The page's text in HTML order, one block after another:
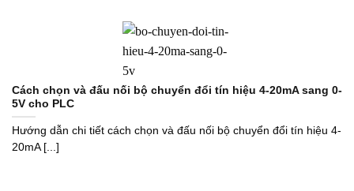
Cách chọn và đấu nối bộ chuyển đổi tín hiệu 4-20mA sang 0-
5V cho PLC
Hướng dẫn chi tiết cách chọn và đấu nối bộ chuyển đổi tín hiệu 4-
20mA [...]